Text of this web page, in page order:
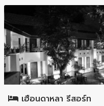
อำเภอเมืองลำพูน
เฮือนดาหลา รีสอร์ท